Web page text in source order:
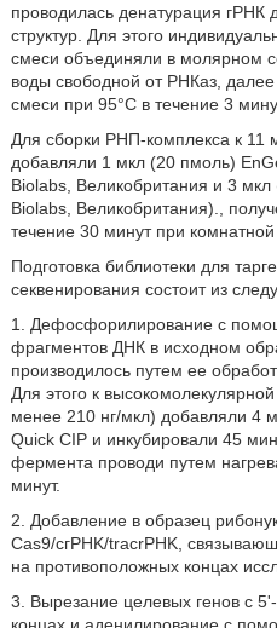
проводилась денатурация гРНК
структур. Для этого
смеси объединяли в молярном
воды свободной от РНКаз,
смеси при 95°С в течение 3
Для сборки РНП-комплекса к 11
добавляли 1 мкл (20 пмоль)
Biolabs, Великобритания и 3
Biolabs, Великобритания).,
течение 30 минут при комнатной
Подготовка библиотеки для
секвенирования состоит из
1. Дефосфорилирование с
фрагментов ДНК в исходном
производилось путем ее
Для этого к
менее 210 нг/мкл) добавляли 4
Quick CIP и инкубировали 45
фермента проводи путем
минут.
2. Добавление в образец
Cas9/cгPHK/tracrPHK,
на противоположных концах
3. Вырезание целевых генов с